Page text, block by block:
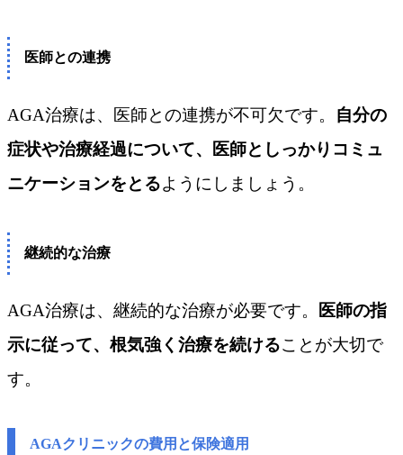
医師との連携
AGA治療は、医師との連携が不可欠です。 自分の
症状や治療経過について、医師としっかりコミュ
ニケーションをとるようにしましょう。
継続的な治療
AGA治療は、継続的な治療が必要です。
医師の指
示に従って、根気強く治療を続けることが大切で
す。
AGAクリニックの費用と保険適用